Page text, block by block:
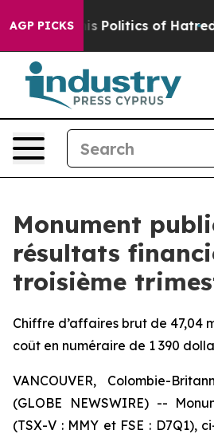
AGP PICKSof Hatred” The Story
Monument
résultats
troisième
Chiffre d’affaires brut de 47,04
coût en numéraire de 1 390
VANCOUVER, Colombie-
(GLOBE NEWSWIRE) --
(TSX-V : MMY et FSE : D7Q1),